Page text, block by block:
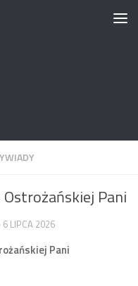
Pani
6 LIPCA 2026
Pani